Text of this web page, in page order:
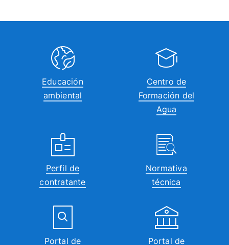
Educación
ambiental
Centro de
Formación del
Agua
Perfil de
contratante
Normativa
técnica
Portal de
Portal de